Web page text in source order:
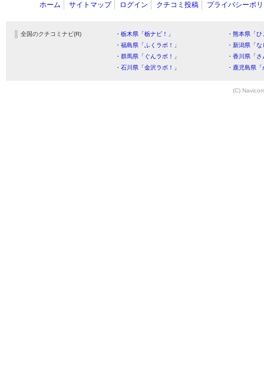
ホーム サイトマップ ログイン クチコミ投稿 プライバシーポ
全国のクチコミナビ(R) ・栃木県「栃ナビ！」
・熊本県「
・福島県「ふくラボ！」
・新潟県「
・群馬県「ぐんラボ！」
・香川県「
・石川県「金沢ラボ！」
・鹿児島県
(C)